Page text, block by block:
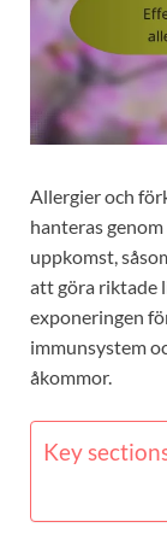
Allergier och
hanteras
uppkomst,
att göra riktade
exponeringen
immunsystem
åkommor.
Key